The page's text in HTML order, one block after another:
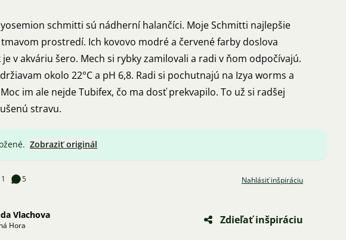
schmitti sú nádherní halančíci. Moje Schmitti najlepšie
prostredí. Ich kovovo modré a červené farby doslova
je v akváriu šero. Mech si rybky zamilovali a radi v ňom odpočívajú.
okolo 22°C a pH 6,8. Radi si pochutnajú na Izya worms a
im ale nejde Tubifex, čo ma dosť prekvapilo. To už si radšej
stravu.
Zobraziť originál
5 Nahlásiť inšpiráciu
Vlachova
Hora Zdieľať inšpiráciu